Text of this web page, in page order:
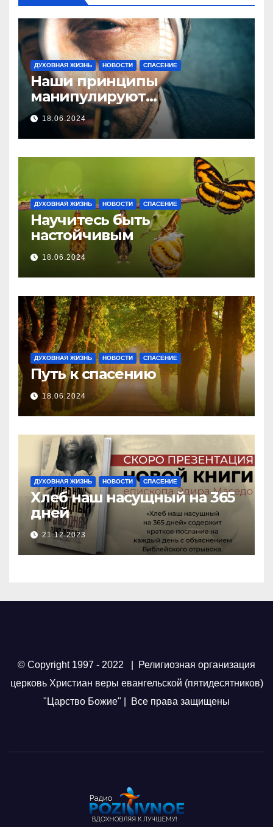
ДУХОВНАЯ ЖИЗНЬ НОВОСТИ СПАСЕНИЕ
Наши принципы
манипулируют…
18.06.2024
ДУХОВНАЯ ЖИЗНЬ НОВОСТИ СПАСЕНИЕ
Научитесь быть
настойчивым
18.06.2024
ДУХОВНАЯ ЖИЗНЬ НОВОСТИ СПАСЕНИЕ
Путь к спасению
18.06.2024
ДУХОВНАЯ ЖИЗНЬ НОВОСТИ СПАСЕНИЕ
Хлеб наш насущный на 365
дней
21.12.2023
© Copyright 1997 - 2022 | Религиозная организация
церковь Христиан веры евангельской (пятидесятников)
"Царство Божие" | Все права защищены